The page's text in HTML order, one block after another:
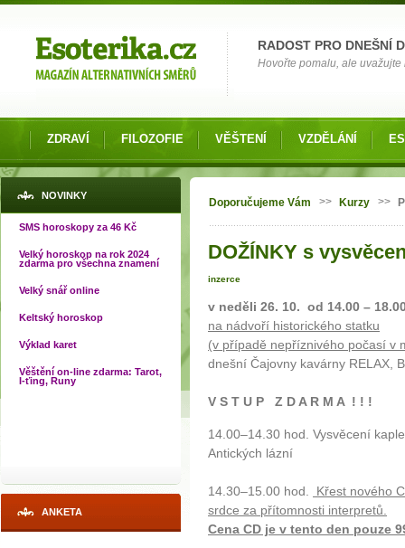
RADOST PRO DNEŠNÍ
Hovořte pomalu, ale uvažujte
ZDRAVÍ FILOZOFIE VĚŠTENÍ VZDĚLÁNÍ
NOVINKY
SMS horoskopy za 46 Kč
Velký horoskop na rok 2024
zdarma pro všechna znamení
Velký snář online
Keltský horoskop
Výklad karet
Věštění on-line zdarma: Tarot,
I-ťing, Runy
ANKETA
Jste zde
Doporučujeme Vám >> Kurzy >>
DOŽÍNKY s
inzerce
v neděli 26. 10. od 14.00 –
na nádvoří historického statku
(v případě nepříznivého počasí v
dnešní Čajovny kavárny RELAX,
V S T U P Z D A R M A ! ! !
14.00–14.30 hod. Vysvěcení
Antických lázní
14.30–15.00 hod.
Křest nového
srdce za přítomnosti interpretů.
Cena CD je v tento den pouze